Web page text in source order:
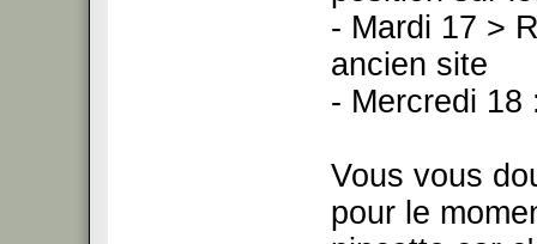
- Mardi 17 >
ancien site
- Mercredi 18
Vous vous
pour le